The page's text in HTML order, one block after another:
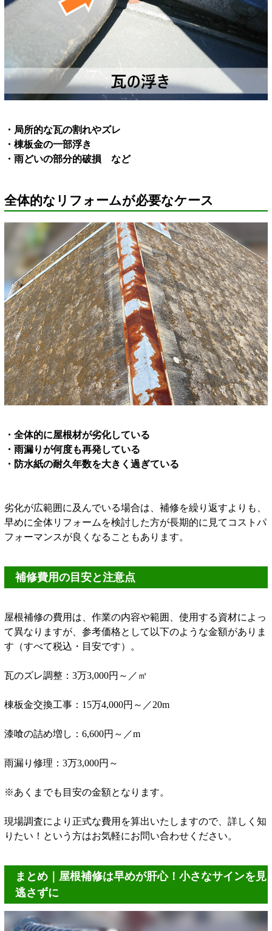
・局所的な瓦の割れやズレ
・棟板金の一部浮き
・雨どいの部分的破損 など
全体的なリフォームが必要なケース
・全体的に屋根材が劣化している
・雨漏りが何度も再発している
・防水紙の耐久年数を大きく過ぎている
劣化が広範囲に及んでいる場合は、補修を繰り返すよりも、
早めに全体リフォームを検討した方が長期的に見てコストパ
フォーマンスが良くなることもあります。
補修費用の目安と注意点
屋根補修の費用は、作業の内容や範囲、使用する資材によっ
て異なりますが、参考価格として以下のような金額がありま
す（すべて税込・目安です）。
瓦のズレ調整：3万3,000円～／㎡
棟板金交換工事：15万4,000円～／20m
漆喰の詰め増し：6,600円～／m
雨漏り修理：3万3,000円～
※あくまでも目安の金額となります。
現場調査により正式な費用を算出いたしますので、詳しく知
りたい！という方はお気軽にお問い合わせください。
まとめ｜屋根補修は早めが肝心！小さなサインを見
逃さずに